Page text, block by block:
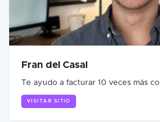
Fran del Casal
Te ayudo a facturar 10 veces más
VISITAR SITIO